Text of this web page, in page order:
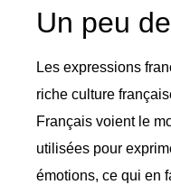
Un peu
Les expressions
riche culture
Français voient le
utilisées pour
émotions, ce qui en